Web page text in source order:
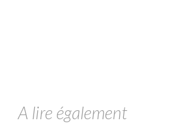
A lire également